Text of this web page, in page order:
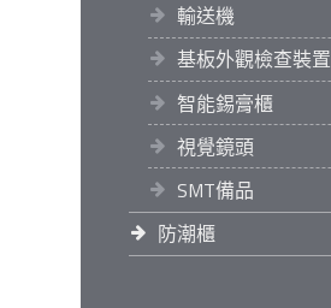
輸送機
基板外觀檢查裝置
智能錫膏櫃
視覺鏡頭
SMT備品
防潮櫃